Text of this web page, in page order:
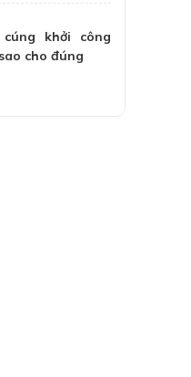
cúng khởi công
cho đúng